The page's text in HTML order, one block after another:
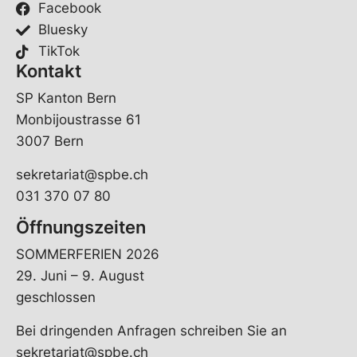
Facebook
Bluesky
TikTok
Kontakt
SP Kanton Bern
Monbijoustrasse 61
3007 Bern
sekretariat@spbe.ch
031 370 07 80
Öffnungszeiten
SOMMERFERIEN 2026
29. Juni – 9. August
geschlossen
Bei dringenden Anfragen schreiben Sie an
sekretariat@spbe.ch